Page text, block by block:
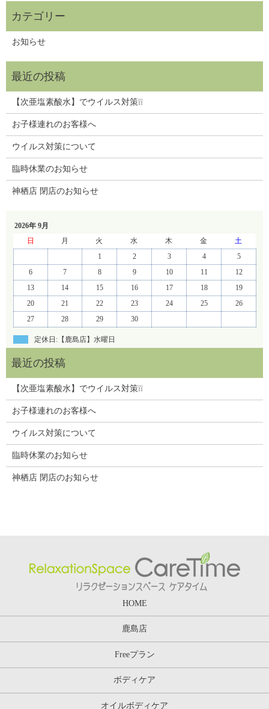
お知らせ
【次亜塩素酸水】でウイルス対策❕❕
お子様連れのお客様へ
ウイルス対策について
臨時休業のお知らせ
神栖店 閉店のお知らせ
2026年 9月
日
月 火 水 木 金
土
1
2 3 4
5
6
7 8 9 10 11
12
13
14 15 16 17 18
19
20
21 22 23 24 25
26
27
28 29 30
定休日:【鹿島店】水曜日
【次亜塩素酸水】でウイルス対策❕❕
お子様連れのお客様へ
ウイルス対策について
臨時休業のお知らせ
神栖店 閉店のお知らせ
HOME
鹿島店
Freeプラン
ボディケア
オイルボディケア